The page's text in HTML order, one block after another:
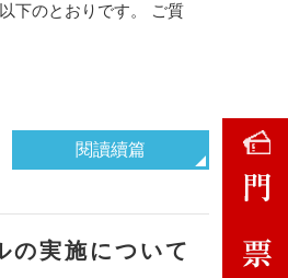
下のとおりです。 ご質
閱讀續篇
の実施について